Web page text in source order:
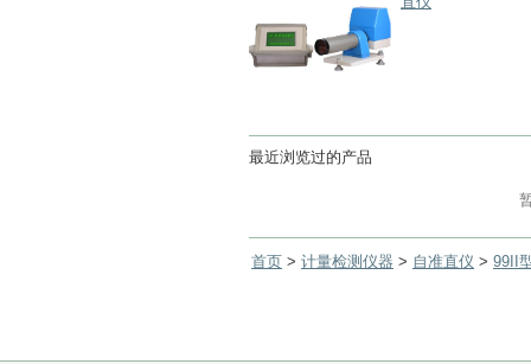
最近浏览过的产品
首页 > 计量检测仪器 > 自准直仪 > 99II